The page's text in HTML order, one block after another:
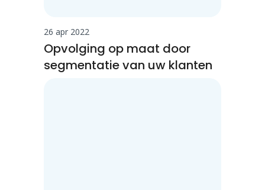
26 apr 2022
Opvolging op maat door
segmentatie van uw klanten